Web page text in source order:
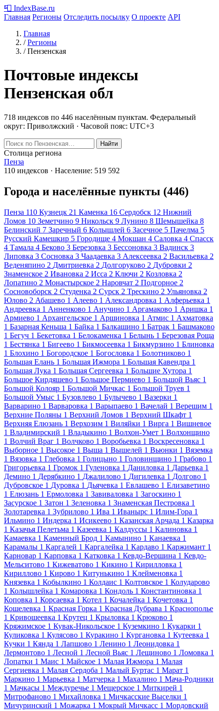
📮 IndexBase.ru
Главная Регионы Отследить посылку О проекте API
Главная
/ Регионы
/ Пензенская
Почтовые индексы
Пензенская обл
718 индексов по 446 населённым пунктам. Федеральный
округ: Приволжский · Часовой пояс: UTC+3
Найти
Столица региона
Пенза
110 индексов · Население: 519 592
Города и населённые пункты (446)
Пенза 110 Кузнецк 21 Каменка 16 Сердобск 12 Нижний
Ломов 10 Земетчино 9 Никольск 9 Лунино 8 Шемышейка 8
Белинский 7 Заречный 6 Колышлей 6 Засечное 5 Пачелма 5
Русский Камешкир 5 Городище 4 Мокшан 4 Саловка 4 Спасск
4 Тамала 4 Беково 3 Березовка 3 Бессоновка 3 Вадинск 3
Липовка 3 Сосновка 3 Чаадаевка 3 Алексеевка 2 Васильевка 2
Веденяпино 2 Дмитриевка 2 Долгоруково 2 Дубровки 2
Знаменское 2 Ивановка 2 Исса 2 Ключи 2 Козловка 2
Лопатино 2 Монастырское 2 Наровчат 2 Подгорное 2
Сосновоборск 2 Студенка 2 Сурск 2 Трескино 2 Ульяновка 2
Юлово 2 Абашево 1 Алеево 1 Александровка 1 Алферьевка 1
Андреевка 1 Анненково 1 Анучино 1 Аргамаково 1 Аришка 1
Армиево 1 Архангельское 1 Аршиновка 1 Атмис 1 Ахматовка
1 Базарная Кеньша 1 Байка 1 Балкашино 1 Батрак 1 Башмаково
1 Бегуч 1 Бекетовка 1 Белокаменка 1 Белынь 1 Березовая Роща
1 Бестянка 1 Бигеево 1 Бикмосеевка 1 Бикмурзино 1 Блиновка
1 Блохино 1 Богородское 1 Богословка 1 Болотниково 1
Большая Елань 1 Большая Ижмора 1 Большая Кавендра 1
Большая Лука 1 Большая Сергеевка 1 Большие Хутора 1
Большое Кирдяшево 1 Большое Пермиево 1 Большой Вьяс 1
Большой Колояр 1 Большой Мичкас 1 Большой Труев 1
Большой Умыс 1 Бузовлево 1 Булычево 1 Вазерки 1
Варварино 1 Варваровка 1 Варыпаево 1 Вачелай 1 Верешим 1
Верхние Поляны 1 Верхний Ломов 1 Верхний Шкафт 1
Верхняя Елюзань 1 Верхозим 1 Виляйки 1 Вирга 1 Вишневое
1 Владимирский 1 Владыкино 1 Волхон-Умет 1 Волхонщино
1 Волчий Враг 1 Волчково 1 Воробьевка 1 Воскресеновка 1
Выборное 1 Высокое 1 Выша 1 Вышелей 1 Вьюнки 1 Вяземка
1 Вязовка 1 Глебовка 1 Голицыно 1 Головинщино 1 Грабово 1
Григорьевка 1 Громок 1 Гуленовка 1 Даниловка 1 Дарьевка 1
Демино 1 Дерябкино 1 Джалилово 1 Дигилевка 1 Долгово 1
Дубровское 1 Дуровка 1 Дьячевка 1 Евлашево 1 Елизаветино
1 Елюзань 1 Ермоловка 1 Завиваловка 1 Загоскино 1
Засурское 1 Затон 1 Зеленовка 1 Знаменская Пестровка 1
Золотаревка 1 Зубрилово 1 Ива 1 Иванырс 1 Илим-Гора 1
Ильмино 1 Индерка 1 Исикеево 1 Казанская Арчада 1 Казарка
1 Казачья Пелетьма 1 Казеевка 1 Калдуссы 1 Калиновка 1
Камаевка 1 Каменный Брод 1 Камынино 1 Канаевка 1
Карамалы 1 Каргалей 1 Каргалейка 1 Кардаво 1 Каржимант 1
Карновар 1 Карповка 1 Катковка 1 Кевдо-Вершина 1 Кевдо-
Мельситово 1 Кижеватово 1 Кикино 1 Кирилловка 1
Кириллово 1 Кирово 1 Китунькино 1 Клейменовка 1
Князевка 1 Кобылкино 1 Колдаис 1 Колтовское 1 Колударово
1 Колышлейка 1 Комаровка 1 Кондоль 1 Константиновка 1
Коповка 1 Корсаевка 1 Котел 1 Кочалейка 1 Кочетовка 1
Кошелевка 1 Красная Горка 1 Красная Дубрава 1 Краснополье
1 Кривошеевка 1 Крутец 1 Крыловка 1 Крюково 1
Кряжимское 1 Кувак-Никольское 1 Куземкино 1 Кукарки 1
Куликовка 1 Кулясово 1 Куракино 1 Кургановка 1 Кутеевка 1
Кучки 1 Кянда 1 Лапшово 1 Ленино 1 Леонидовка 1
Лермонтово 1 Лесной 1 Лесной Вьяс 1 Лещиново 1 Ломовка 1
Лопатки 1 Маис 1 Майское 1 Малая Ижмора 1 Малая
Сергиевка 1 Малая Сердоба 1 Малый Буртас 1 Марат 1
Маркино 1 Марьевка 1 Матчерка 1 Махалино 1 Мача-Родники
1 Мачкасы 1 Междуречье 1 Мещерское 1 Миткирей 1
Митрофаново 1 Михайловка 1 Мичкасские Выселки 1
Мичуринский 1 Можарка 1 Мокрый Мичкасс 1 Мордовский